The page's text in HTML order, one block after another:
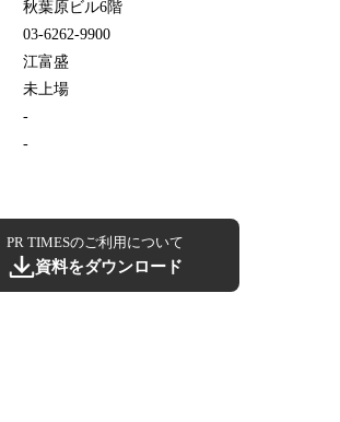
秋葉原ビル6階
03-6262-9900
江富盛
未上場
-
-
PR TIMESのご利用について
資料をダウンロード